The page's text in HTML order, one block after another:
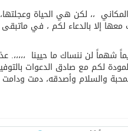
المكاني ،، لكن هي الحياة
معها إلا بالدعاء لكم ، في
شهماً لن ننساك ما حيينا
المودة لكم مع صادق الدعوات
والسلام وأصدقه، دمت ودامت